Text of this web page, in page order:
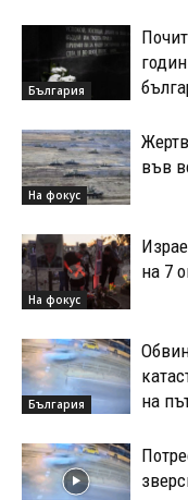
България
На фокус
във
На фокус
на 7
България
на